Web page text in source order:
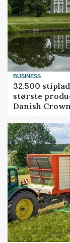
BUSINESS
32.500
største
Danish Crown